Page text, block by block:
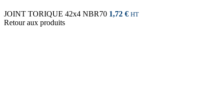
JOINT TORIQUE 42x4 NBR70 1,72 € HT
Retour aux produits